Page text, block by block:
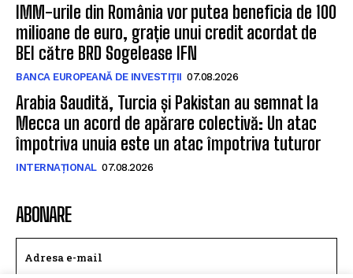
IMM-urile din România vor putea beneficia de 100
milioane de euro, grație unui credit acordat de
BEI către BRD Sogelease IFN
BANCA EUROPEANĂ DE INVESTIȚII 07.08.2026
Arabia Saudită, Turcia și Pakistan au semnat la
Mecca un acord de apărare colectivă: Un atac
împotriva unuia este un atac împotriva tuturor
INTERNAȚIONAL 07.08.2026
ABONARE